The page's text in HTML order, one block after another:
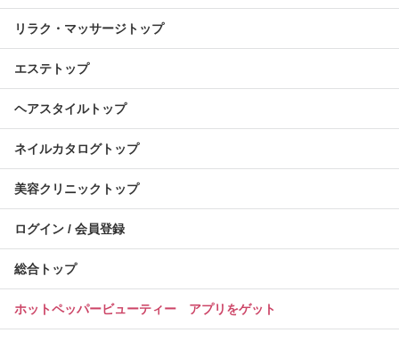
リラク・マッサージトップ
エステトップ
ヘアスタイルトップ
ネイルカタログトップ
美容クリニックトップ
ログイン / 会員登録
総合トップ
ホットペッパービューティー アプリをゲット